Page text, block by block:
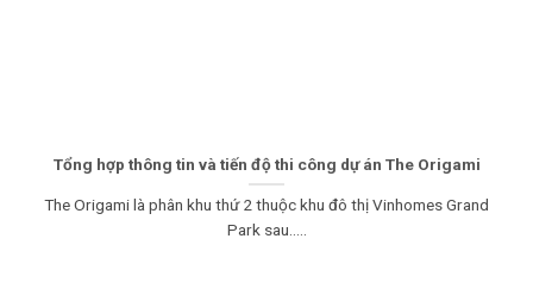
Tổng hợp thông tin và tiến độ thi công dự án The Origami
The Origami là phân khu thứ 2 thuộc khu đô thị Vinhomes Grand
Park sau.....